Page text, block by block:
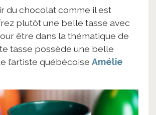
du chocolat comme il est
plutôt une belle tasse avec
être dans la thématique de
tasse possède une belle
l’artiste québécoise Amélie